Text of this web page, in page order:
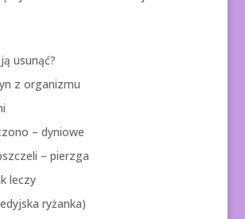
usunąć?
z organizmu
– dyniowe
– pierzga
leczy
ryżanka)